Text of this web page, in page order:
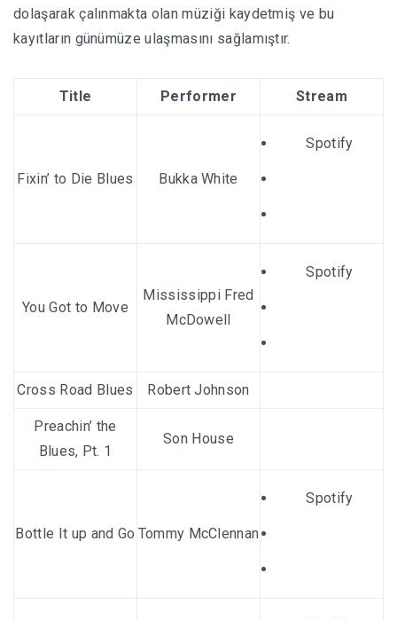
dolaşarak çalınmakta olan müziği kaydetmiş ve bu
kayıtların günümüze ulaşmasını sağlamıştır.
Title Performer Stream
Fixin’ to Die Blues Bukka White
Spotify
You Got to Move
Mississippi Fred
McDowell
Spotify
Cross Road Blues Robert Johnson
Preachin’ the
Blues, Pt. 1
Son House
Bottle It up and Go Tommy McClennan
Spotify